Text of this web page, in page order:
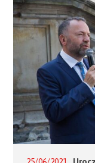
w Hotelu Polskim.
Maltańskiego
srebrny medal